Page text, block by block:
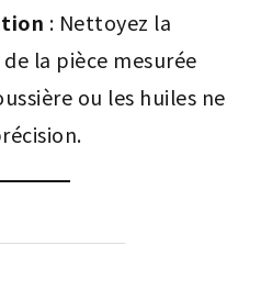
: Nettoyez la
la pièce mesurée
ou les huiles ne